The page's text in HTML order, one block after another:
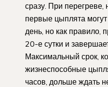
сразу. При перегреве,
первые цыплята
день, но как правило,
20-е сутки и
Максимальный срок,
жизнеспособные
часов, дольше ждать